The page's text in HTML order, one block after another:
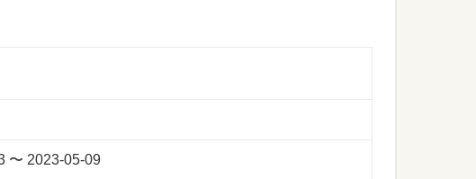
〜 2023-05-09